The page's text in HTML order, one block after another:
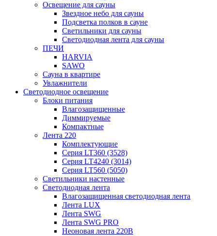
Освещение для сауны
Звездное небо для сауны
Подсветка полков в сауне
Светильники для сауны
Светодиодная лента для сауны
ПЕЧИ
HARVIA
SAWO
Сауна в квартире
Увлажнители
Светодиодное освещение
Блоки питания
Влагозащищенные
Диммируемые
Компактные
Лента 220
Комплектующие
Серия LT360 (3528)
Серия LT4240 (3014)
Серия LT560 (5050)
Светильники настенные
Светодиодная лента
Влагозащищенная светодиодная лента
Лента LUX
Лента SWG
Лента SWG PRO
Неоновая лента 220В